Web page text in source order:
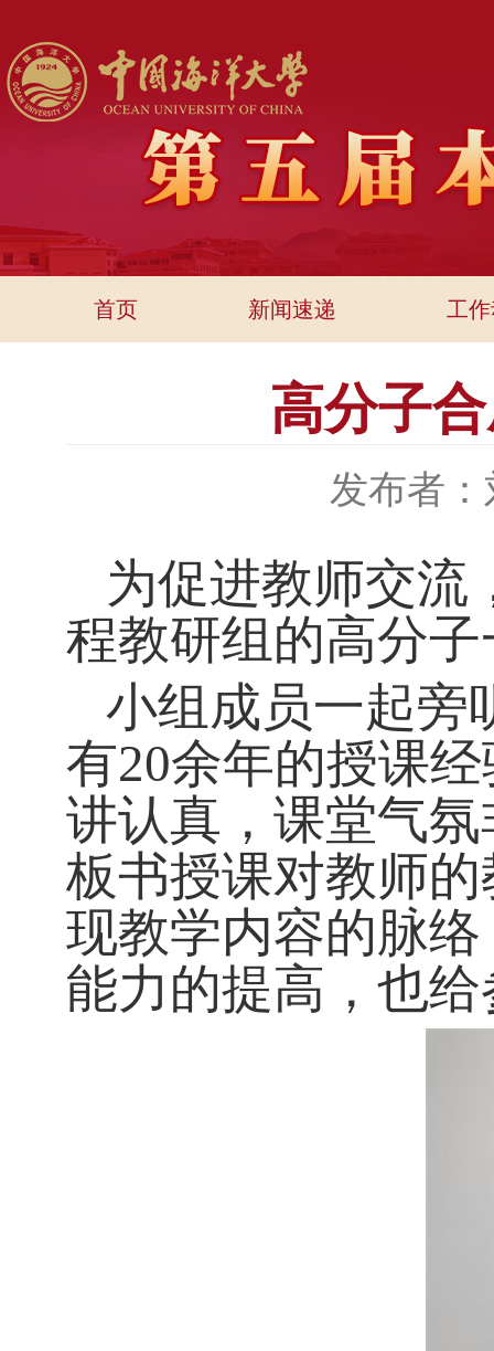
首页 新闻速递 工
高分子
发布者：
为促进教师交流
程教研组的高分
小组成员一起旁
有20余年的授课
讲认真，课堂气
板书授课对教师
现教学内容的脉
能力的提高，也